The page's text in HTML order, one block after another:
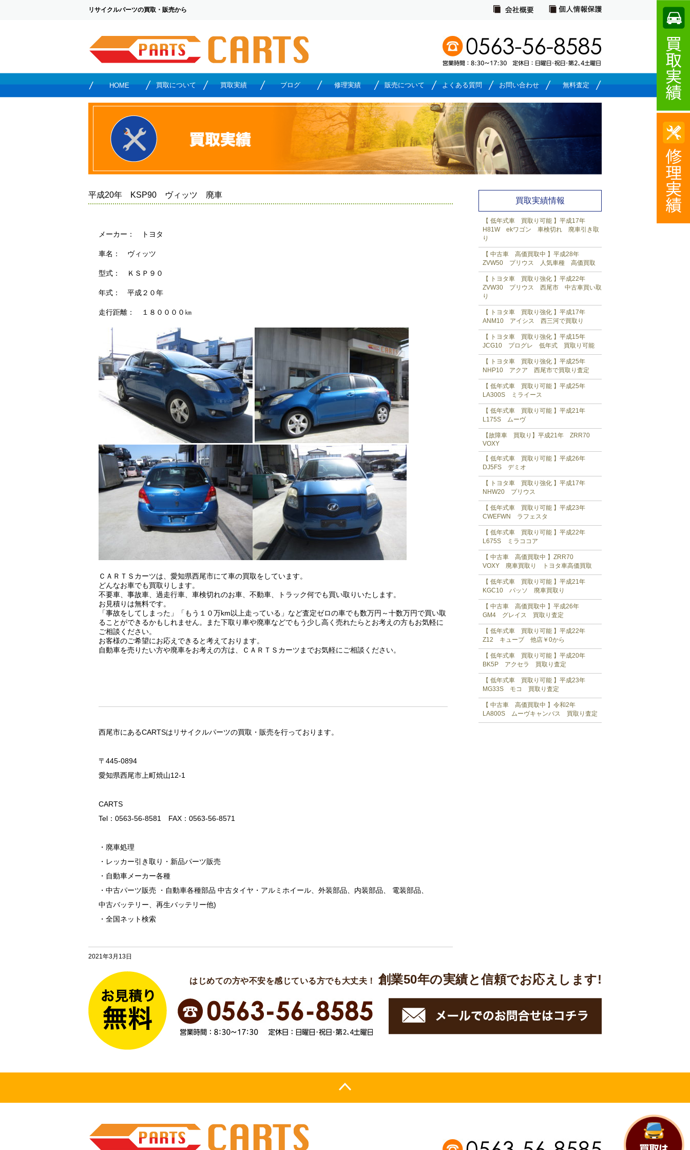
リサイクルパーツの買取・販売から
HOME 買取について 買取実績 ブログ 修理実績 販売について よくある質問 お問い合わせ 無料査定
買取実績一覧
平成20年 KSP90 ヴィッツ 廃車
メーカー： トヨタ
車名： ヴィッツ
型式： ＫＳＰ９０
年式： 平成２０年
走行距離： １８００００㎞
ＣＡＲＴＳカーツは、愛知県西尾市にて車の買取をしています。
どんなお車でも買取りします。
不要車、事故車、過走行車、車検切れのお車、不動車、トラック何でも買い取りいたします。
お見積りは無料です。
「事故をしてしまった」「もう１０万km以上走っている」など査定ゼロの車でも数万円～十数万円で買い取
ることができるかもしれません。また下取り車や廃車などでもう少し高く売れたらとお考えの方もお気軽に
ご相談ください。
お客様のご希望にお応えできると考えております。
自動車を売りたい方や廃車をお考えの方は、ＣＡＲＴＳカーツまでお気軽にご相談ください。
西尾市にあるCARTSはリサイクルパーツの買取・販売を行っております。
〒445-0894
愛知県西尾市上町焼山12-1
CARTS
Tel：0563-56-8581 FAX：0563-56-8571
・廃車処理
・レッカー引き取り・新品パーツ販売
・自動車メーカー各種
・中古パーツ販売 ・自動車各種部品 中古タイヤ・アルミホイール、外装部品、内装部品、 電装部品、
中古バッテリー、再生バッテリー他)
・全国ネット検索
2021年3月13日
買取実績情報
【 低年式車 買取り可能 】平成17年
H81W ekワゴン 車検切れ 廃車引き取
り
【 中古車 高価買取中 】平成28年
ZVW50 プリウス 人気車種 高価買取
【 トヨタ車 買取り強化 】平成22年
ZVW30 プリウス 西尾市 中古車買い取
り
【 トヨタ車 買取り強化 】平成17年
ANM10 アイシス 西三河で買取り
【 トヨタ車 買取り強化 】平成15年
JCG10 プログレ 低年式 買取り可能
【 トヨタ車 買取り強化 】平成25年
NHP10 アクア 西尾市で買取り査定
【 低年式車 買取り可能 】平成25年
LA300S ミライース
【 低年式車 買取り可能 】平成21年
L175S ムーヴ
【故障車 買取り】平成21年 ZRR70
VOXY
【 低年式車 買取り可能 】平成26年
DJ5FS デミオ
【 トヨタ車 買取り強化 】平成17年
NHW20 プリウス
【 低年式車 買取り可能 】平成23年
CWEFWN ラフェスタ
【 低年式車 買取り可能 】平成22年
L675S ミラココア
【 中古車 高価買取中 】ZRR70
VOXY 廃車買取り トヨタ車高価買取
【 低年式車 買取り可能 】平成21年
KGC10 パッソ 廃車買取り
【 中古車 高価買取中 】平成26年
GM4 グレイス 買取り査定
【 低年式車 買取り可能 】平成22年
Z12 キューブ 他店￥0から
【 低年式車 買取り可能 】平成20年
BK5P アクセラ 買取り査定
【 低年式車 買取り可能 】平成23年
MG33S モコ 買取り査定
【 中古車 高価買取中 】令和2年
LA800S ムーヴキャンバス 買取り査定
はじめての方や不安を感じている方でも大丈夫！ 創業50年の実績と信頼でお応えします!